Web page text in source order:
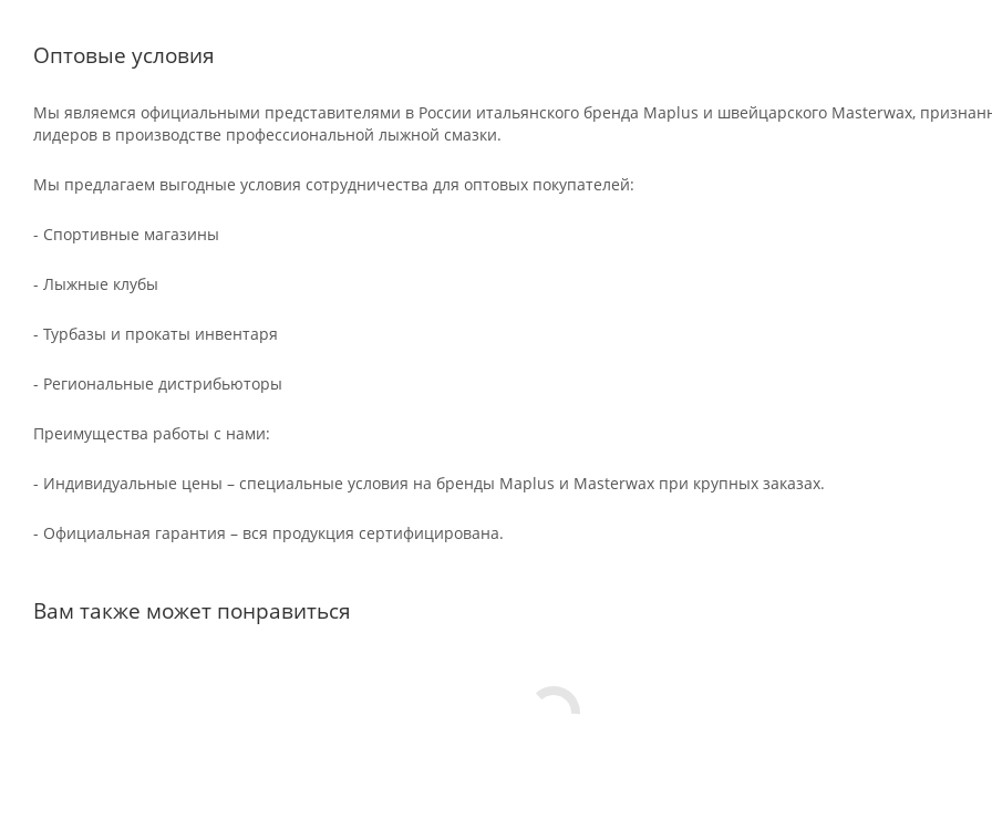
Оптовые условия
Мы являемся официальными представителями в России итальянского бренда Maplus и швейцарского Masterwax,
лидеров в производстве профессиональной лыжной смазки.
Мы предлагаем выгодные условия сотрудничества для оптовых покупателей:
- Спортивные магазины
- Лыжные клубы
- Турбазы и прокаты инвентаря
- Региональные дистрибьюторы
Преимущества работы с нами:
- Индивидуальные цены – специальные условия на бренды Maplus и Masterwax при крупных заказах.
- Официальная гарантия – вся продукция сертифицирована.
Вам также может понравиться